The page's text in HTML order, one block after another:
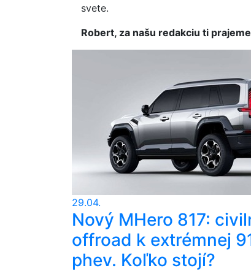
svete.
Robert, za našu redakciu ti
29.04.
Nový MHero 817:
offroad k extrémnej
phev. Koľko stojí?